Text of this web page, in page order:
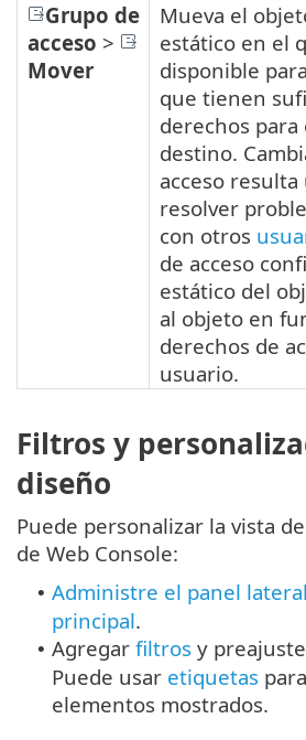
Grupo de
acceso >
Mover
Mueva el
estático en el
disponible
que tienen
derechos
destino.
acceso
resolver
con otros
de acceso
estático del
al objeto en
derechos de
usuario.
Filtros y
diseño
Puede personalizar la vista
de Web Console:
• Administre el panel
principal.
• Agregar filtros y
Puede usar etiquetas
elementos mostrados.